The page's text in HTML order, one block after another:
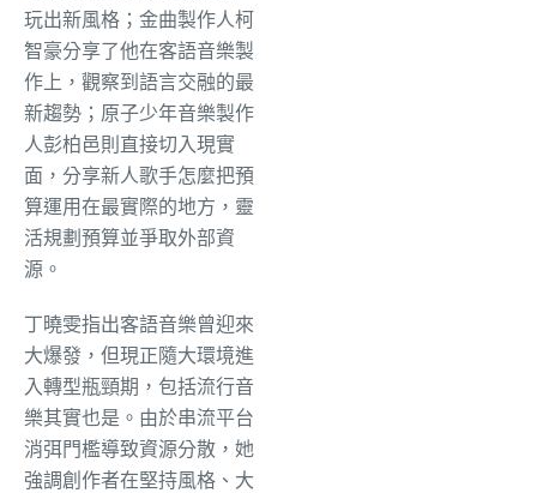
玩出新風格；金曲製作人柯
智豪分享了他在客語音樂製
作上，觀察到語言交融的最
新趨勢；原子少年音樂製作
人彭柏邑則直接切入現實
面，分享新人歌手怎麼把預
算運用在最實際的地方，靈
活規劃預算並爭取外部資
源。
丁曉雯指出客語音樂曾迎來
大爆發，但現正隨大環境進
入轉型瓶頸期，包括流行音
樂其實也是。由於串流平台
消弭門檻導致資源分散，她
強調創作者在堅持風格、大